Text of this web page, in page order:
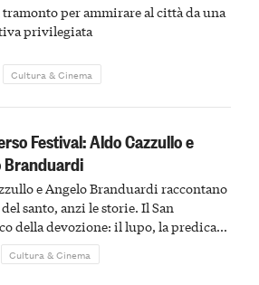
per ammirare al città da una
privilegiata
Cultura & Cinema
Festival: Aldo Cazzullo e
Branduardi
e Angelo Branduardi raccontano
santo, anzi le storie. Il San
della devozione: il lupo, la predica
le stimmate
Cultura & Cinema